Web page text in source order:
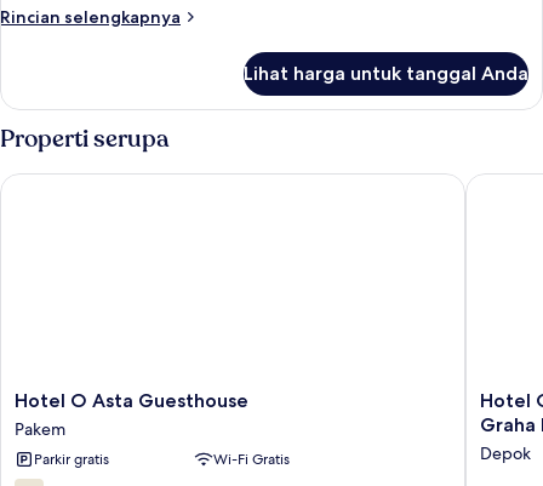
Rincian selengkapnya
Rincian
Kamar
Double
Deluks
Lihat harga untuk tanggal Anda
Properti serupa
Hotel
O
Asta
Guesthouse
Hotel O Asta Guesthouse
Pakem
Parkir gratis Wi-Fi Gratis
Hotel O Asta Guesthouse
Hotel
O
Hotel
Graha
Depok
Hotel O